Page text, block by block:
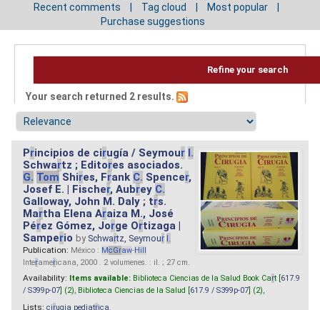
Recent comments
Tag cloud
Most popular
Purchase suggestions
Refine your search
Your search returned 2 results.
Principios de cirugía / Seymour I.
Schwartz ; Editores asociados.
G. Tom Shires, Frank C. Spencer,
Josef E. | Fischer, Aubrey C.
Galloway, John M. Daly ; trs.
Martha Elena Araiza M., José
Pérez Gómez, Jorge Ortizaga |
Samperio by Schwartz, Seymour I.
Publication: México : McGraw-Hill
Interamericana, 2000 . 2 volumenes. : il. ; 27 cm.
Availability: Items available: Biblioteca Ciencias de la Salud Book Cart [ 617.9
/ S399p-07 ] (2), Biblioteca Ciencias de la Salud [ 617.9 / S399p-07 ] (2),
Lists: cirugia pediatrica